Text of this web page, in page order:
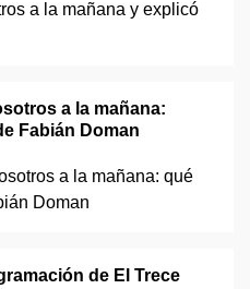
a la mañana:
Fabián Doman
de El Trece